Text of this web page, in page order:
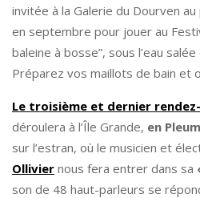
invitée à la Galerie du Dourven
en septembre pour jouer au
baleine à bosse”, sous l’eau
Préparez vos maillots de bain et
Le troisième et dernier
déroulera à l’Île Grande, en
sur l’estran, où le musicien et
Ollivier nous fera entrer dans sa
son de 48 haut-parleurs se